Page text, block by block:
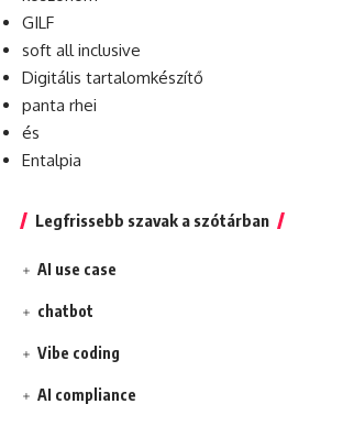
GILF
soft all inclusive
Digitális tartalomkészítő
panta rhei
és
Entalpia
Legfrissebb szavak a szótárban
AI use case
chatbot
Vibe coding
AI compliance